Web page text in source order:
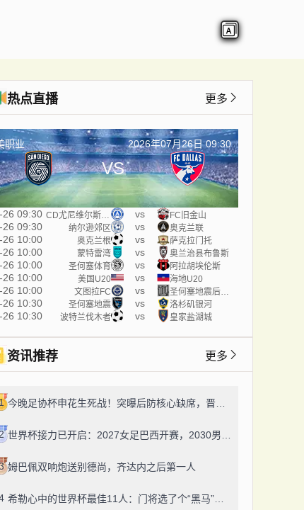
热点直播 更多
职业 2026年07月26日 09:30
VS
26 09:30 vs FC旧金山
26 09:30 纳尔逊郊区 vs 奥克兰联
26 10:00 奥克兰根 vs 萨克拉门托
26 10:00 蒙特雷湾 vs 奥兰治县布鲁斯
26 10:00 圣何塞体育 vs 阿拉胡埃伦斯
26 10:00 美国U20 vs 海地U20
26 10:00 文图拉FC vs 圣何塞地震后备队
26 10:30 圣何塞地震 vs 洛杉矶银河
26 10:30 波特兰伐木者 vs 皇家盐湖城
资讯推荐 更多
姆巴佩双响炮送别德尚，齐达内之后第一人